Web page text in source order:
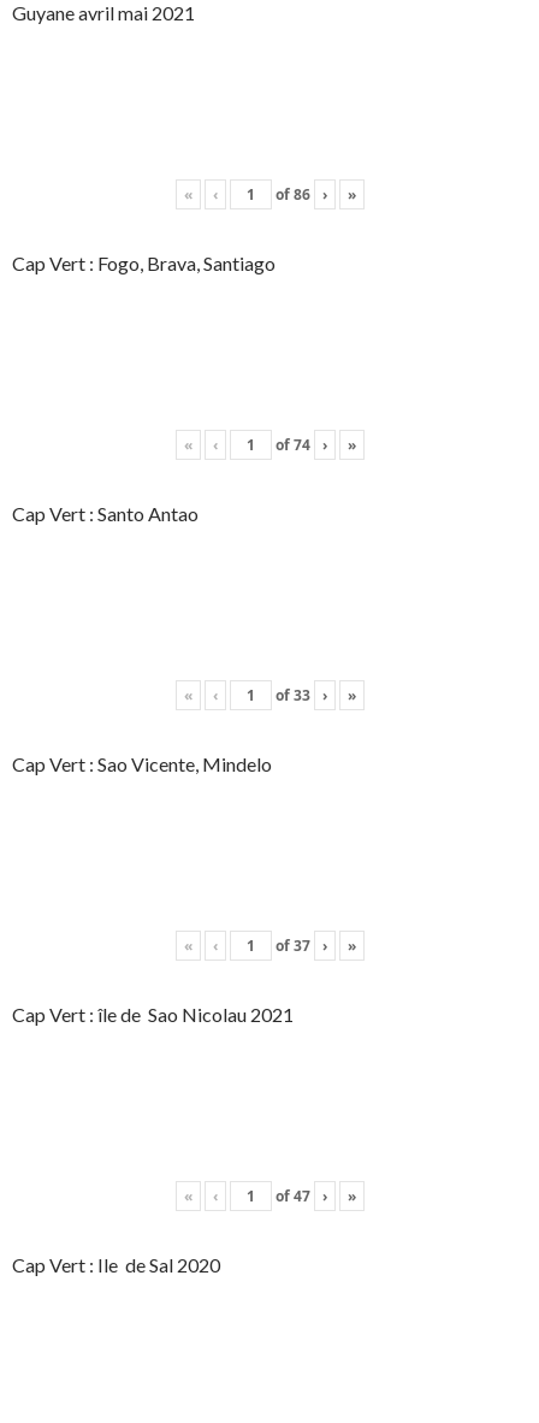
Guyane avril mai 2021
« ‹ of86 › »
Cap Vert : Fogo, Brava, Santiago
« ‹ of74 › »
Cap Vert : Santo Antao
« ‹ of33 › »
Cap Vert : Sao Vicente, Mindelo
« ‹ of37 › »
Cap Vert : île de Sao Nicolau 2021
« ‹ of47 › »
Cap Vert : Ile de Sal 2020